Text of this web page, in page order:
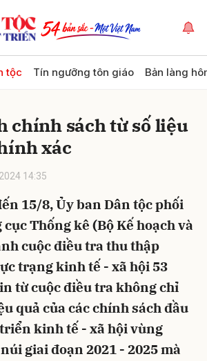
tộc Tín ngưỡng tôn giáo Bản làng
chính sách từ số liệu
xác
14:35
15/8, Ủy ban Dân tộc phối
Thống kê (Bộ Kế hoạch và
cuộc điều tra thu thập
trạng kinh tế - xã hội 53
từ cuộc điều tra không chỉ
quả của các chính sách đầu
kinh tế - xã hội vùng
giai đoạn 2021 - 2025 mà
Hủy Gửi